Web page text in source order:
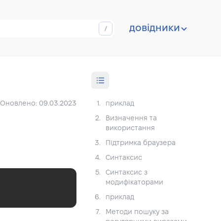
довідники
Оновлено: 09.03.2023 1. приклад
2.
Визначення та
використання
3. Підтримка браузера
4. Синтаксис
5.
Синтаксис з
модифікаторами
6. приклад
7.
Методи пошуку за